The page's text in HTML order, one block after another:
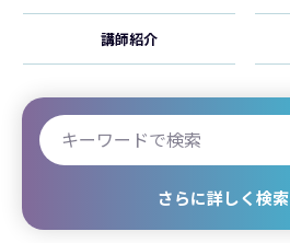
講師紹介
さらに詳しく検索